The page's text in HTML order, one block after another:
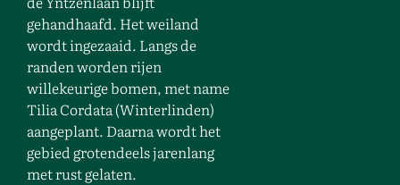
gehandhaafd. Het weiland
wordt ingezaaid. Langs de
randen worden rijen
willekeurige bomen, met name
Tilia Cordata (Winterlinden)
aangeplant. Daarna wordt het
gebied grotendeels jarenlang
met rust gelaten.